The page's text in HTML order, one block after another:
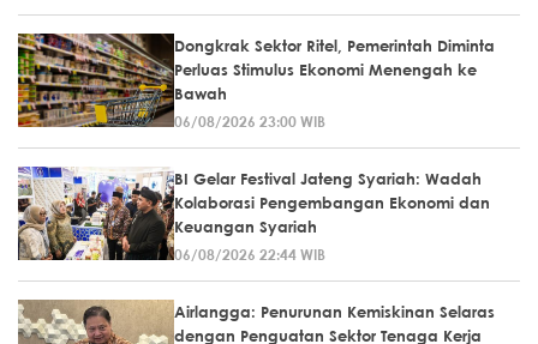
Dongkrak Sektor Ritel, Pemerintah Diminta
Perluas Stimulus Ekonomi Menengah ke
Bawah
06/08/2026 23:00 WIB
BI Gelar Festival Jateng Syariah: Wadah
Kolaborasi Pengembangan Ekonomi dan
Keuangan Syariah
06/08/2026 22:44 WIB
Airlangga: Penurunan Kemiskinan Selaras
dengan Penguatan Sektor Tenaga Kerja